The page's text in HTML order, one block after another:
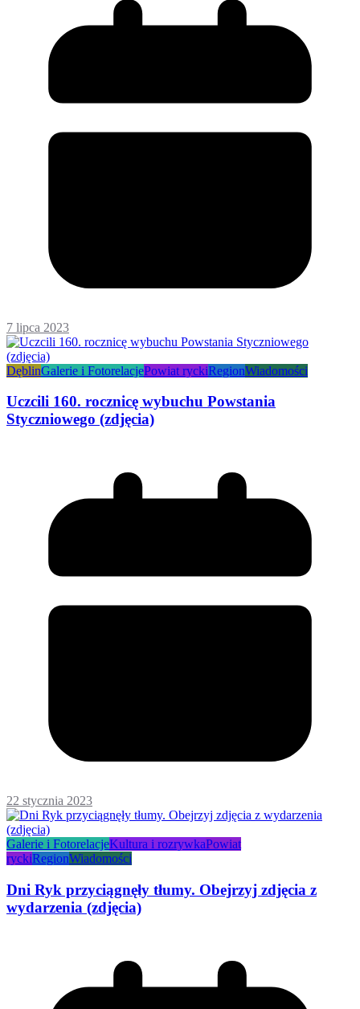
7 lipca 2023
DęblinGalerie i FotorelacjePowiat ryckiRegionWiadomości
Uczcili 160. rocznicę wybuchu Powstania
Styczniowego (zdjęcia)
22 stycznia 2023
Galerie i FotorelacjeKultura i rozrywkaPowiat
ryckiRegionWiadomości
Dni Ryk przyciągnęły tłumy. Obejrzyj zdjęcia z
wydarzenia (zdjęcia)